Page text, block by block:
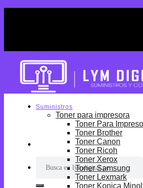
por:
Suministros
Toner para impresora
Toner Para
Toner Brother
Toner Canon
Toner Ricoh
Toner Xerox
Toner Samsung
Toner Lexmark
Toner Konica